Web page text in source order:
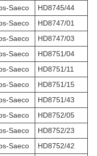
Saeco
HD8745/44
Saeco
HD8747/01
Saeco
HD8747/03
Saeco
HD8751/04
Saeco
HD8751/11
Saeco
HD8751/15
Saeco
HD8751/43
Saeco
HD8752/05
Saeco
HD8752/23
Saeco
HD8752/42